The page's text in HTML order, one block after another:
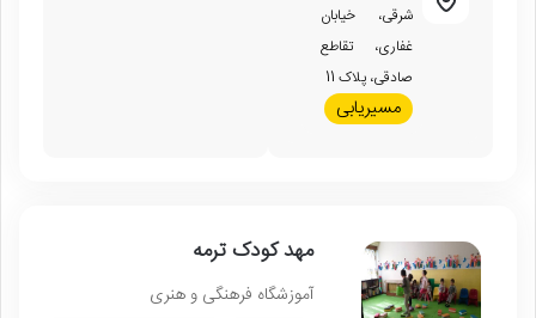
شرقی، خیابان
غفاری، تقاطع
صادقی، پلاک 11
مسیریابی
مهد کودک ترمه
آموزشگاه فرهنگی و هنری